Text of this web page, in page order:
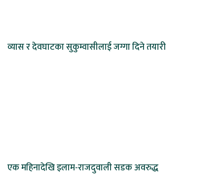
व्यास र देवघाटका सुकुम्वासीलाई जग्गा दिने तयारी
एक महिनादेखि इलाम-राजदुवाली सडक अवरुद्ध